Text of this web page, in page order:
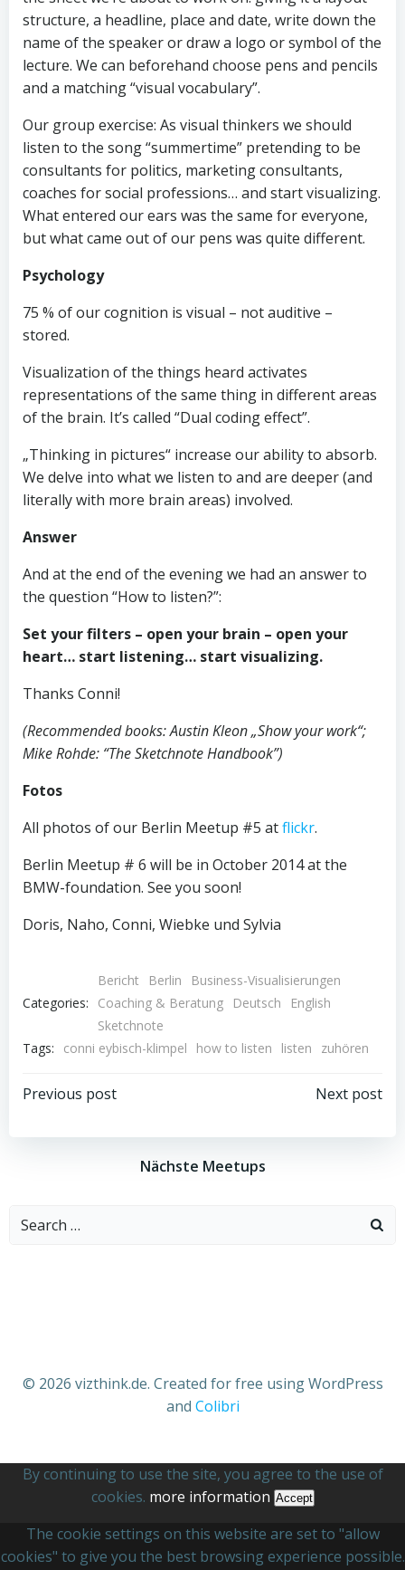
structure, a headline, place and date, write down the
name of the speaker or draw a logo or symbol of the
lecture. We can beforehand choose pens and pencils
and a matching “visual vocabulary”.
Our group exercise: As visual thinkers we should
listen to the song “summertime” pretending to be
consultants for politics, marketing consultants,
coaches for social professions… and start visualizing.
What entered our ears was the same for everyone,
but what came out of our pens was quite different.
Psychology
75 % of our cognition is visual – not auditive –
stored.
Visualization of the things heard activates
representations of the same thing in different areas
of the brain. It’s called “Dual coding effect”.
„Thinking in pictures“ increase our ability to absorb.
We delve into what we listen to and are deeper (and
literally with more brain areas) involved.
Answer
And at the end of the evening we had an answer to
the question “How to listen?”:
Set your filters – open your brain – open your
heart… start listening… start visualizing.
Thanks Conni!
(Recommended books: Austin Kleon „Show your work“;
Mike Rohde: “The Sketchnote Handbook”)
Fotos
All photos of our Berlin Meetup #5 atflickr.
Berlin Meetup # 6 will be in October 2014 at the
BMW-foundation. See you soon!
Doris, Naho, Conni, Wiebke und Sylvia
Categories:
Bericht Berlin
Business-Visualisierungen
Coaching & Beratung
Deutsch
English
Sketchnote
Tags:
conni eybisch-klimpel how to listen listen zuhören
Beitragsnavigation
Previous post Next post
Nächste Meetups
Search
© 2026 vizthink.de. Created for free using WordPress
and Colibri
By continuing to use the site, you agree to the use of
cookies. more information Accept
The cookie settings on this website are set to "allow
cookies" to give you the best browsing experience possible.